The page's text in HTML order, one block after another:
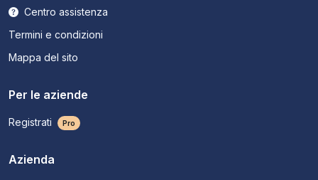
Centro assistenza
Termini e condizioni
Mappa del sito
Per le aziende
Registrati Pro
Azienda